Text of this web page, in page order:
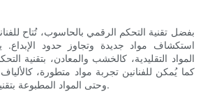
بفضل تقنية التحكم الرقمي بالحاسوب، تُتاح
استكشاف مواد جديدة وتجاوز حدود
المواد التقليدية، كالخشب والمعادن، بتقنية
كما يُمكن للفنانين تجربة مواد متطورة، كالألياف
وحتى المواد المطبوعة بتقنية الطباعة ثلاثية الأبعاد.